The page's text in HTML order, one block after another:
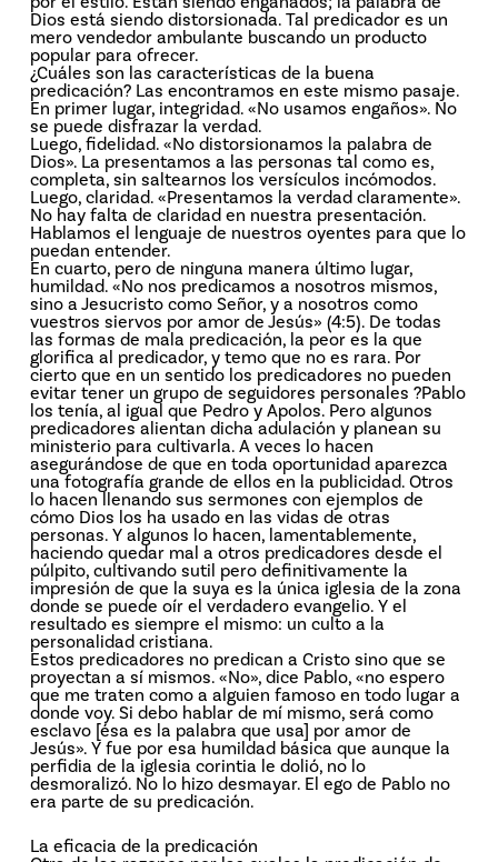
Dios está siendo distorsionada. Tal predicador es un
mero vendedor ambulante buscando un producto
popular para ofrecer.
¿Cuáles son las características de la buena
predicación? Las encontramos en este mismo pasaje.
En primer lugar, integridad. «No usamos engaños». No
se puede disfrazar la verdad.
Luego, fidelidad. «No distorsionamos la palabra de
Dios». La presentamos a las personas tal como es,
completa, sin saltearnos los versículos incómodos.
Luego, claridad. «Presentamos la verdad claramente».
No hay falta de claridad en nuestra presentación.
Hablamos el lenguaje de nuestros oyentes para que lo
puedan entender.
En cuarto, pero de ninguna manera último lugar,
humildad. «No nos predicamos a nosotros mismos,
sino a Jesucristo como Señor, y a nosotros como
vuestros siervos por amor de Jesús» (4:5). De todas
las formas de mala predicación, la peor es la que
glorifica al predicador, y temo que no es rara. Por
cierto que en un sentido los predicadores no pueden
evitar tener un grupo de seguidores personales ?Pablo
los tenía, al igual que Pedro y Apolos. Pero algunos
predicadores alientan dicha adulación y planean su
ministerio para cultivarla. A veces lo hacen
asegurándose de que en toda oportunidad aparezca
una fotografía grande de ellos en la publicidad. Otros
lo hacen llenando sus sermones con ejemplos de
cómo Dios los ha usado en las vidas de otras
personas. Y algunos lo hacen, lamentablemente,
haciendo quedar mal a otros predicadores desde el
púlpito, cultivando sutil pero definitivamente la
impresión de que la suya es la única iglesia de la zona
donde se puede oír el verdadero evangelio. Y el
resultado es siempre el mismo: un culto a la
personalidad cristiana.
Estos predicadores no predican a Cristo sino que se
proyectan a sí mismos. «No», dice Pablo, «no espero
que me traten como a alguien famoso en todo lugar a
donde voy. Si debo hablar de mí mismo, será como
esclavo [ésa es la palabra que usa] por amor de
Jesús». Y fue por esa humildad básica que aunque la
perfidia de la iglesia corintia le dolió, no lo
desmoralizó. No lo hizo desmayar. El ego de Pablo no
era parte de su predicación.
La eficacia de la predicación